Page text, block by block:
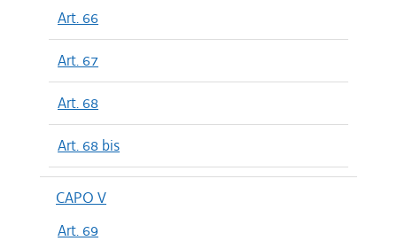
Art. 66
Art. 67
Art. 68
Art. 68 bis
CAPO V
Art. 69